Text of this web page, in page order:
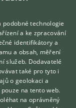
kamaráda?
poradí
ONLINE
technologie
a ke zpracování
identifikátory a
a obsah, měření
služeb. Dodavatelé
také pro tyto i
o geolokaci a
na tento web.
na oprávněný